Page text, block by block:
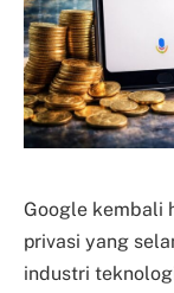
Google kembali
privasi yang
industri